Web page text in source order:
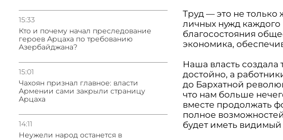
15:33
Кто и почему начал преследование
героев Арцаха по требованию
Азербайджана?
15:01
Чахоян признал главное: власти
Армении сами закрыли страницу
Арцаха
14:11
Неужели народ останется в
Труд — это не только
личных нужд каждого
благосостояния
экономика,
Наша власть создала
достойно, а
до Бархатной
что нам больше
вместе продолжать
полное
будет иметь видимый